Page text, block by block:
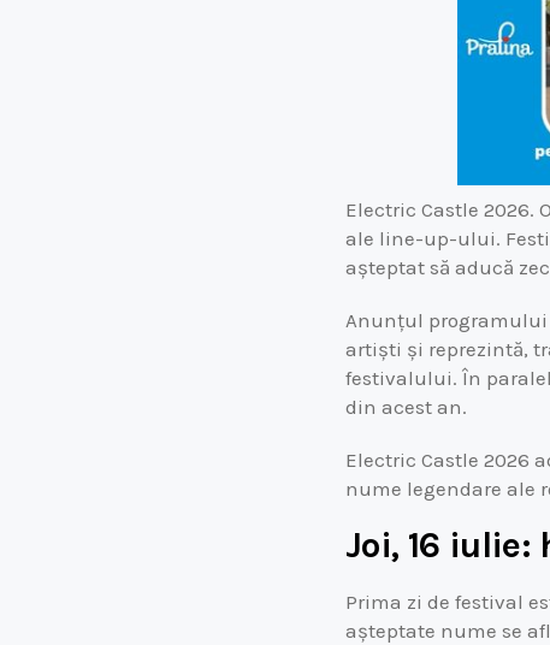
Electric Castle
ale line-up-ului.
așteptat să aducă
Anunțul programului
artiști și reprezintă,
festivalului. În
din acest an.
Electric Castle 2026
nume legendare ale
Joi, 16
Prima zi de festival
așteptate nume se